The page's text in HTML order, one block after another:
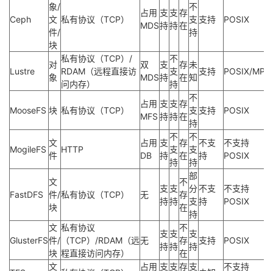
Ceph
象/
文
件/
块
私有协议（TCP）
占用
MDS
支
持
支
持
存
在
不
支
持
支持 POSIX
Lustre
对
象
私有协议（TCP）/
RDAM（远程直接访
问内存）
双
MDS
支
持
不
支
持
存
在
未
知
支持 POSIX/MPI
MooseFS 块 私有协议（TCP）
占用
MFS
支
持
支
持
存
在
不
支
持
支持 POSIX
MogileFS
文
件
HTTP
占用
DB
支
持
不
支
持
存
在
不
支
持
不支
持
不支持
POSIX
FastDFS
文
件/
块
私有协议（TCP） 无
支
持
支
持
不
存
在
部
分
支
持
不支
持
不支持
POSIX
GlusterFS
文
件/
块
私有协议
（TCP）/RDAM（远
程直接访问内存）
无
支
持
支
持
不
存
在
支
持
支持 POSIX
文
占用 支 支存支
不支持